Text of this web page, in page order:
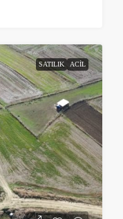
SATILIK ACIL